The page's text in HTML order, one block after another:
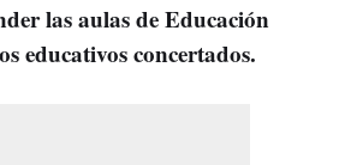
las aulas de Educación
educativos concertados.